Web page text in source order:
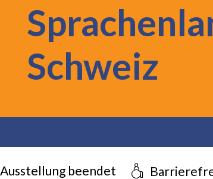
Schweiz
Ausstellung beendet